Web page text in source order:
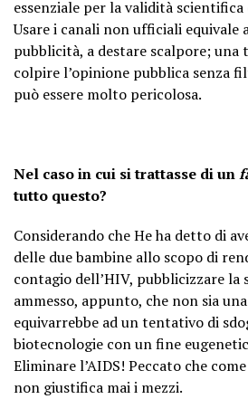
essenziale per la validità scientifica
Usare i canali non ufficiali equivale
pubblicità, a destare scalpore; una
colpire l’opinione pubblica senza
può essere molto pericolosa.
Nel caso in cui si trattasse di un
tutto questo?
Considerando che He ha detto di
delle due bambine allo scopo di
contagio dell’HIV, pubblicizzare la
ammesso, appunto, che non sia una
equivarrebbe ad un tentativo di
biotecnologie con un fine
Eliminare l’AIDS! Peccato che
non giustifica mai i mezzi.